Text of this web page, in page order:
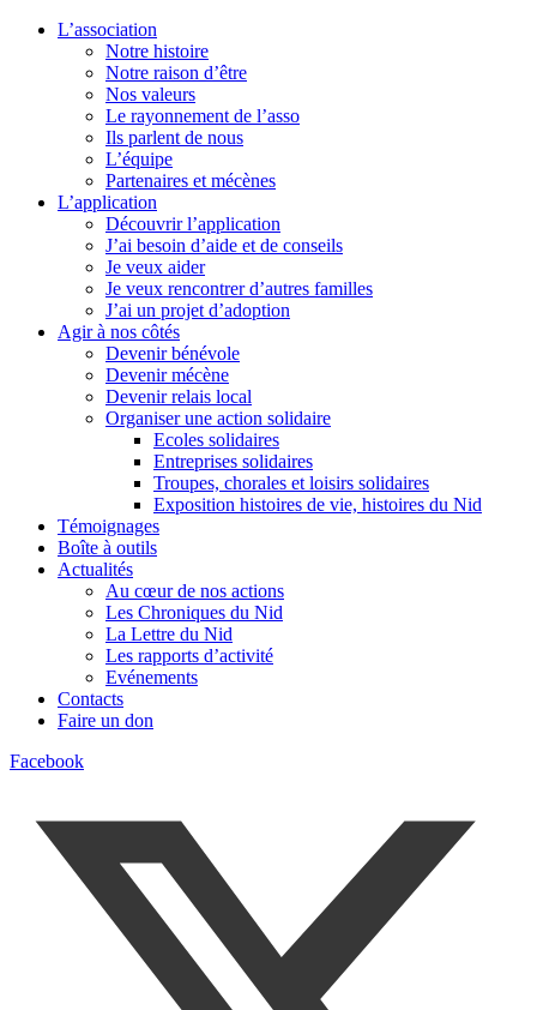
L’association
Notre histoire
Notre raison d’être
Nos valeurs
Le rayonnement de l’asso
Ils parlent de nous
L’équipe
Partenaires et mécènes
L’application
Découvrir l’application
J’ai besoin d’aide et de conseils
Je veux aider
Je veux rencontrer d’autres familles
J’ai un projet d’adoption
Agir à nos côtés
Devenir bénévole
Devenir mécène
Devenir relais local
Organiser une action solidaire
Ecoles solidaires
Entreprises solidaires
Troupes, chorales et loisirs solidaires
Exposition histoires de vie, histoires du Nid
Témoignages
Boîte à outils
Actualités
Au cœur de nos actions
Les Chroniques du Nid
La Lettre du Nid
Les rapports d’activité
Evénements
Contacts
Faire un don
Facebook